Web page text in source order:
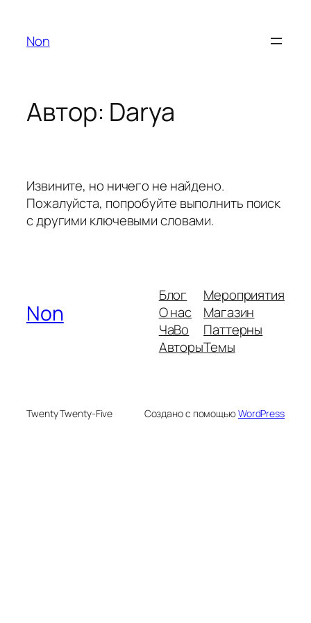
содержимому
Non
Автор: Darya
Извините, но ничего не найдено.
Пожалуйста, попробуйте выполнить поиск
с другими ключевыми словами.
Non
Блог
О нас
ЧаВо
Авторы
Мероприятия
Магазин
Паттерны
Темы
Twenty Twenty-Five Создано с помощьюWordPress